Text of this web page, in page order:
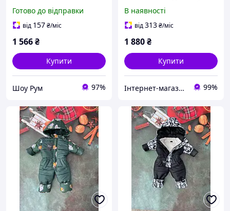
костюм HI TECH
Готово до відправки
від 157₴/міс
1 566₴
Купити
Шоу Рум 97%
розмір з капюшоном
В наявності
від313₴/міс
1 880₴
Купити
Інтернет-магазин дитячих товарів "Gorod Detstva" 99%